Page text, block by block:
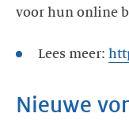
voor hun online
Lees meer:
Nieuwe